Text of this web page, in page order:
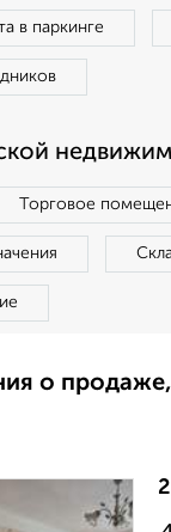
в паркинге
Торговое
о